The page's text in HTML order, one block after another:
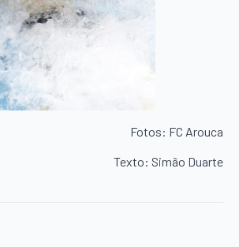
Fotos: FC Arouca
Texto: Simão Duarte